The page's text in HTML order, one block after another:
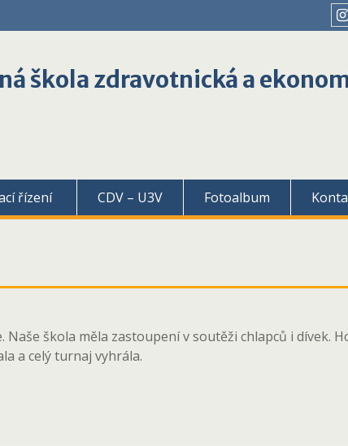
škola zdravotnická a
řízení CDV – U3V Fotoalbum
škola měla zastoupení v soutěži chlapců i dívek.
a celý turnaj vyhrála.